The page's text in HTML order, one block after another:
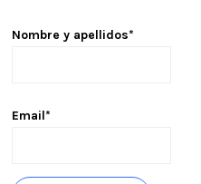
Nombre y apellidos*
Email*